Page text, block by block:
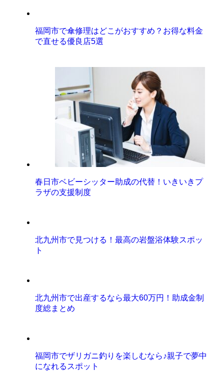
福岡市で傘修理はどこがおすすめ？お得な料金
で直せる優良店5選
春日市ベビーシッター助成の代替！いきいきプ
ラザの支援制度
北九州市で見つける！最高の岩盤浴体験スポッ
ト
北九州市で出産するなら最大60万円！助成金制
度総まとめ
福岡市でザリガニ釣りを楽しむなら♪親子で夢中
になれるスポット